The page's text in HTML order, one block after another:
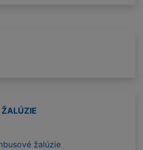
žalúzie